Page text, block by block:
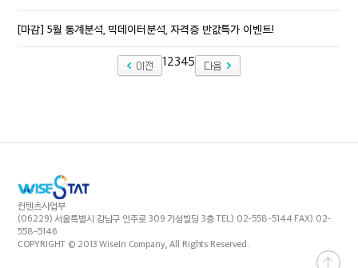
[마감] 5월 통계분석, 빅데이터분석, 자격증 반값특가 이벤트!
12345
컨텐츠사업부
(06229) 서울특별시 강남구 언주로 309 기성빌딩 3층 TEL) 02-558-5144 FAX) 02-
558-5146
COPYRIGHT © 2013 WiseIn Company, All Rights Reserved.